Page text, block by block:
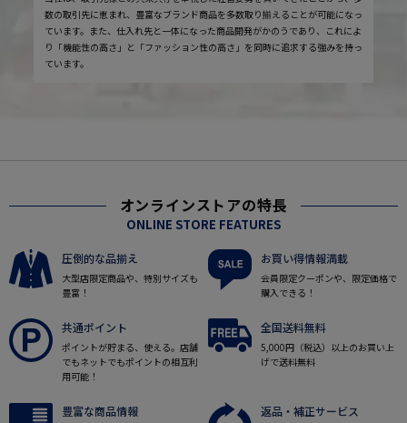
数の取引先に恵まれ、豊富なブランド商品を多数取り揃えることが可能になっ
ています。また、仕入れ先と一体になった商品開発がかのうであり、これによ
り「機能性の高さ」と「ファッション性の高さ」を同時に追求する強みを持っ
ています。
オンラインストアの特長
ONLINE STORE FEATURES
圧倒的な品揃え
大型店限定商品や、特別サイズも
豊富！
お買い得情報満載
会員限定クーポンや、限定価格で
購入できる！
共通ポイント
ポイントが貯まる、使える。店舗
でもネットでもポイントの相互利
用可能！
全国送料無料
5,000円（税込）以上のお買い上
げで送料無料
豊富な商品情報 返品・補正サービス